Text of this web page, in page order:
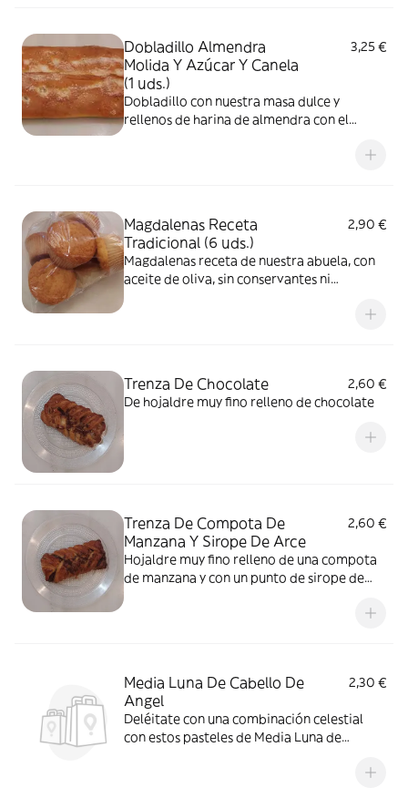
Dobladillo Almendra
Molida Y Azúcar Y Canela
(1 uds.)
3,25 €
Dobladillo con nuestra masa dulce y
rellenos de harina de almendra con el
Magdalenas Receta
Tradicional (6 uds.)
2,90 €
Magdalenas receta de nuestra abuela, con
aceite de oliva, sin conservantes ni
Trenza De Chocolate
2,60 €
De hojaldre muy fino relleno de chocolate
Trenza De Compota De
Manzana Y Sirope De Arce
2,60 €
Hojaldre muy fino relleno de una compota
de manzana y con un punto de sirope de
Media Luna De Cabello De
Angel
2,30 €
Deléitate con una combinación celestial
con estos pasteles de Media Luna de